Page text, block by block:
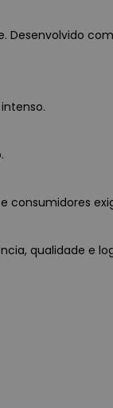
Desenvolvido
consumidores
qualidade e